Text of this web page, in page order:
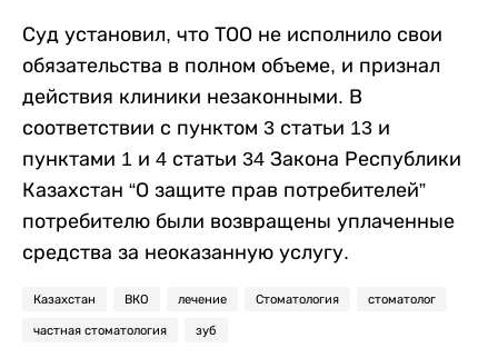
Суд установил, что ТОО не исполнило свои
обязательства в полном объеме, и признал
действия клиники незаконными. В
соответствии с пунктом 3 статьи 13 и
пунктами 1 и 4 статьи 34 Закона Республики
Казахстан “О защите прав потребителей”
потребителю были возвращены уплаченные
средства за неоказанную услугу.
Казахстан ВКО лечение Стоматология стоматолог
частная стоматология зуб